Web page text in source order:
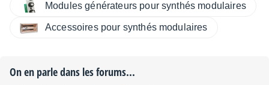
Modules générateurs pour synthés modulaires
Accessoires pour synthés modulaires
On en parle dans les forums...